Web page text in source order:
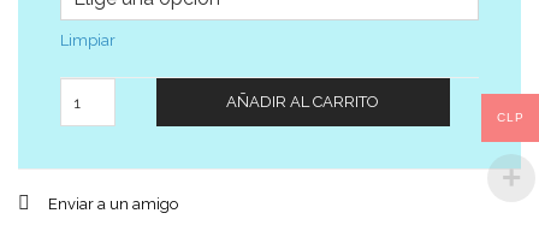
Limpiar
AÑADIR AL CARRITO
Enviar a un amigo
CLP